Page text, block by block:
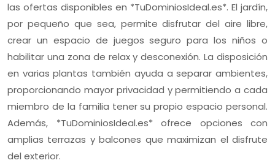
las ofertas disponibles en *TuDominiosIdeal.es*. El jardín,
por pequeño que sea, permite disfrutar del aire libre,
crear un espacio de juegos seguro para los niños o
habilitar una zona de relax y desconexión. La disposición
en varias plantas también ayuda a separar ambientes,
proporcionando mayor privacidad y permitiendo a cada
miembro de la familia tener su propio espacio personal.
Además, *TuDominiosIdeal.es* ofrece opciones con
amplias terrazas y balcones que maximizan el disfrute
del exterior.